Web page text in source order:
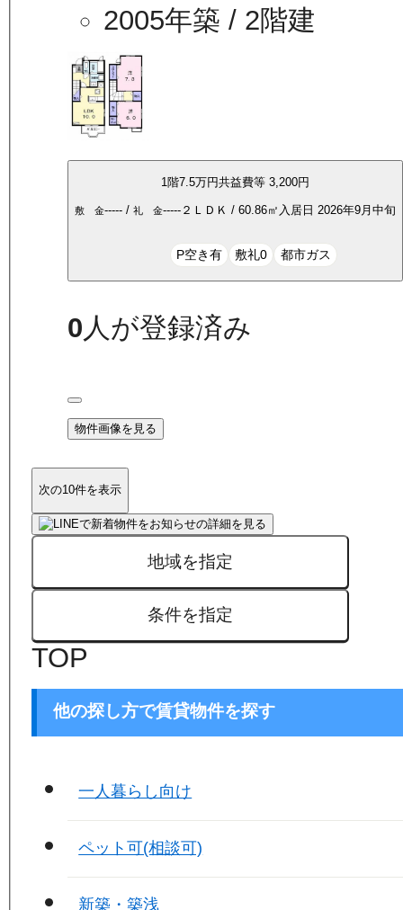
2005年築 / 2階建
1階7.5万円共益費等3,200円
敷 金----- /礼 金----- ２ＬＤＫ /60.86㎡ 入居日2026年9月中旬
P空き有 敷礼0 都市ガス
0人が登録済み
物件画像を見る
次の10件を表示
地域を指定
条件を指定
TOP
他の探し方で賃貸物件を探す
一人暮らし向け
ペット可(相談可)
新築・築浅